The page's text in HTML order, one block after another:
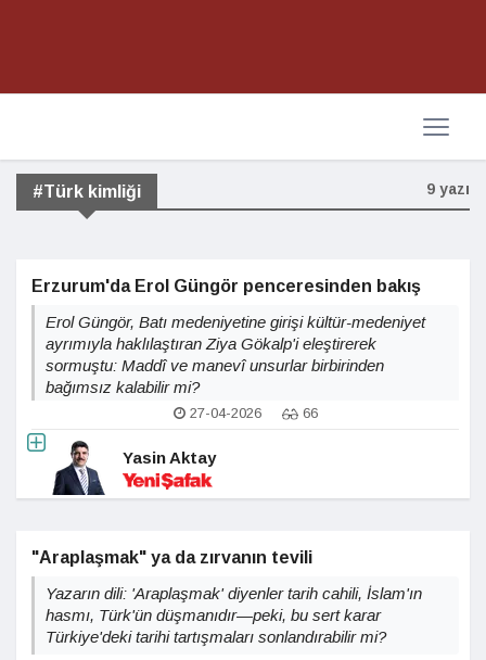
#Türk kimliği 9 yazı
Erzurum'da Erol Güngör penceresinden bakış
Erol Güngör, Batı medeniyetine girişi kültür-medeniyet
ayrımıyla haklılaştıran Ziya Gökalp'i eleştirerek
sormuştu: Maddî ve manevî unsurlar birbirinden
bağımsız kalabilir mi?
27-04-2026 66
Yasin Aktay
"Araplaşmak" ya da zırvanın tevili
Yazarın dili: 'Araplaşmak' diyenler tarih cahili, İslam'ın
hasmı, Türk'ün düşmanıdır—peki, bu sert karar
Türkiye'deki tarihi tartışmaları sonlandırabilir mi?